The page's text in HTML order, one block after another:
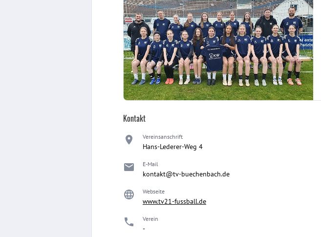
Kontakt
Vereinsanschrift
Hans-Lederer-Weg 4
E-Mail
kontakt@tv-buechenbach.de
Webseite
www.tv21-fussball.de
Verein
-